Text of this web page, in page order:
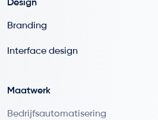
Design
Branding
Interface design
Maatwerk
Bedrijfsautomatisering